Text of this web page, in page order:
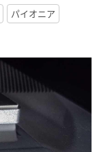
パイオニア